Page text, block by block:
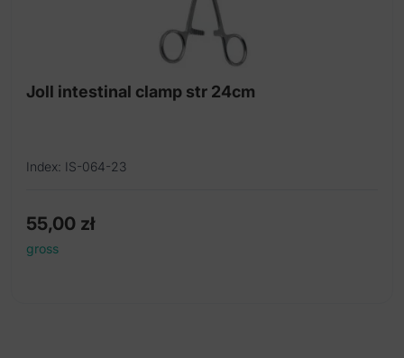
Joll intestinal clamp str 24cm
Index: IS-064-23
55,00 zł
gross